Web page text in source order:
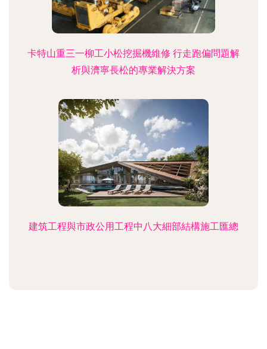
卡特山重三一柳工小松挖掘機維修 行走跑偏問題解
析與濟寧長松的專業解決方案
建筑工程與市政公用工程中八大細部結構施工匯總